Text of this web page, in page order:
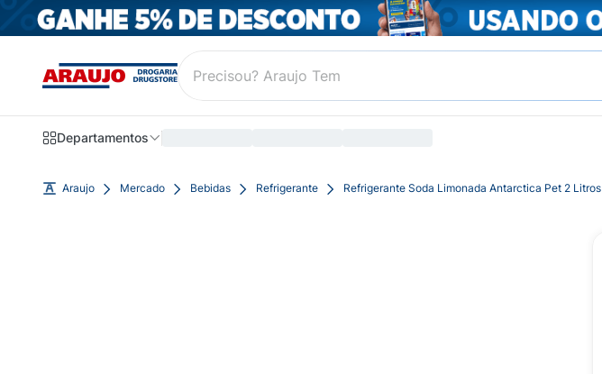
Departamentos
Araujo Mercado Bebidas Refrigerante Refrigerante Soda Limonada Antarctica Pet 2 Litros